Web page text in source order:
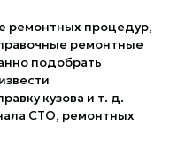
ремонтных процедур,
ремонтные
подобрать
кузова и т. д.
СТО, ремонтных